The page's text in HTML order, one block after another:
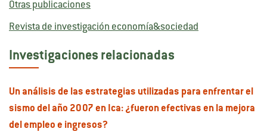
Otras publicaciones
Revista de investigación economía&sociedad
Investigaciones relacionadas
Un análisis de las estrategias utilizadas para enfrentar el
sismo del año 2007 en Ica: ¿fueron efectivas en la mejora
del empleo e ingresos?